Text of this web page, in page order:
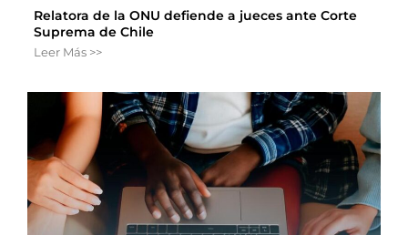
Relatora de la ONU defiende a jueces ante Corte
Suprema de Chile
Leer Más >>